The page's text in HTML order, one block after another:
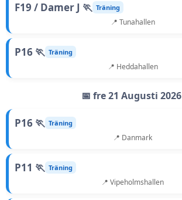
F19 / Damer J 🏃 Träning
📍 Tunahallen
P16 🏃 Träning
📍 Heddahallen
📅 fre 21 Augusti 2026
P16 🏃 Träning
📍 Danmark
P11 🏃 Träning
📍 Vipeholmshallen